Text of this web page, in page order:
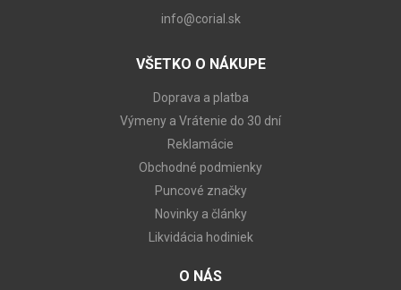
info@corial.sk
VŠETKO O NÁKUPE
Doprava a platba
Výmeny a Vrátenie do 30 dní
Reklamácie
Obchodné podmienky
Puncové značky
Novinky a články
Likvidácia hodiniek
O NÁS